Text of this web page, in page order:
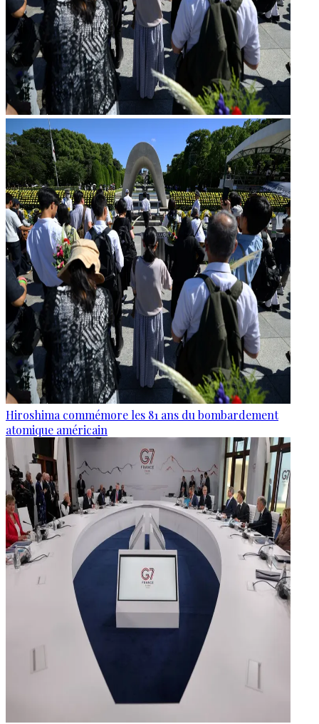
Hiroshima commémore les 81 ans du bombardement
atomique américain